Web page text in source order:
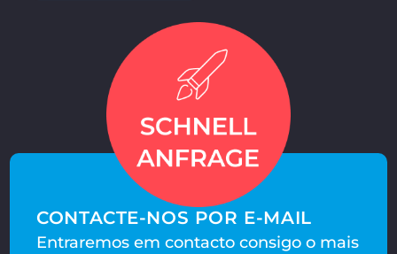
CONTACTE-NOS POR E-MAIL
Entraremos em contacto consigo o mais